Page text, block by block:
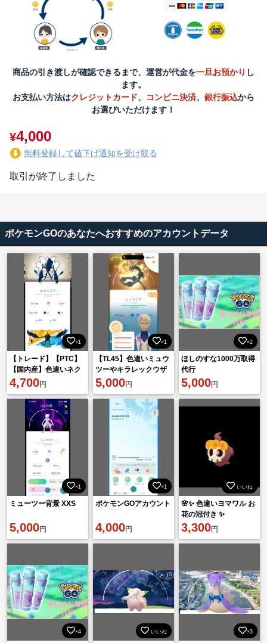
商品の引き渡しが確認できるまで、運営が代金を一旦お預かり し
ます。
お支払い方法はクレジットカード、 コンビニ決済、 銀行振込から
お選びいただけます！
¥4,000
無料登録して値下げ通知を受け取る
取引が終了しました
ポケモンGOのあなたへおすすめのアカウントデータ
×1
【トレード】【PTC】
【国内産】色違いネク
ロズマ背景、色違いレ
ックウザ いんせき1 色
違いソルガレ
4,700円
×1
【TL45】色違いミュウ
ツーやキラレックウザ
等、伝説137匹＆キラ
41匹所持の即戦力引退
垢！
5,000円
×2
ほしのすな1000万取得
代行
5,000円
×1
ミューツー背景 XXS
5,000円
×1
ポケモンGOアカウント
4,000円
いいね
🌸✨ 色違いヨマワル お
花の冠付き ✨
3,300円
×4 いいね ×3